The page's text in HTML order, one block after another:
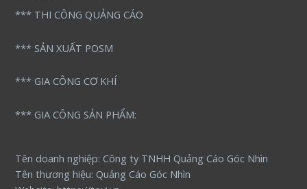
*** THI CÔNG QUẢNG CÁO
*** SẢN XUẤT POSM
*** GIA CÔNG CƠ KHÍ
*** GIA CÔNG SẢN PHẨM:
Tên doanh nghiệp: Công ty TNHH Quảng Cáo Góc Nhìn
Tên thương hiệu: Quảng Cáo Góc Nhìn